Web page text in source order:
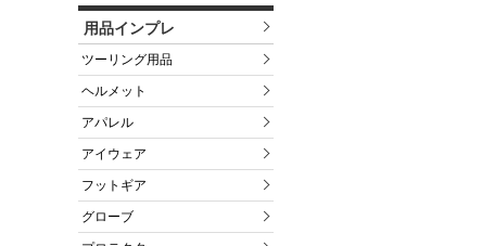
用品インプレ
ツーリング用品
ヘルメット
アパレル
アイウェア
フットギア
グローブ